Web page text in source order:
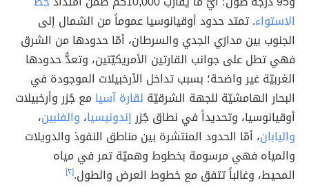
الاستواء. تمتد حدود أوقيانوسيا عموماً من الشمال إلى
الجنوب بين مدارَي الجدي والسرطان، أمّا حدودها من الشرق
فهي تطل على جوانب القارتين الأمريكيّتين، وتعدُّ حدودها
الغربيّة غير واضحة؛ بسبب تداخل الأرخبيلات الموجودة في
البحار الهامشيّة للجهة الشرقيّة لقارة آسيا مع جُزر وأرخبيلات
أوقيانوسيا، وتحديداً في نطاق جُزرإندونيسيا، والفلبين،
واليابان، أمّا الحدود المنتشرة بين مناطق النفوذ والدويلات
والمياه فهي مرسومة بخطوط وهميّة تمر في مياه
المحيط، وغالباً تتفق مع خطوط العرض والطول.[٢]